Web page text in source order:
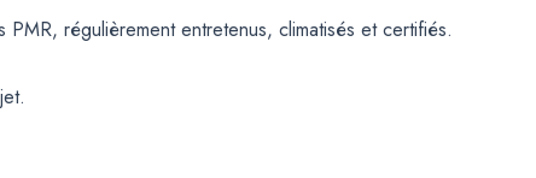
régulièrement entretenus, climatisés et certifiés.